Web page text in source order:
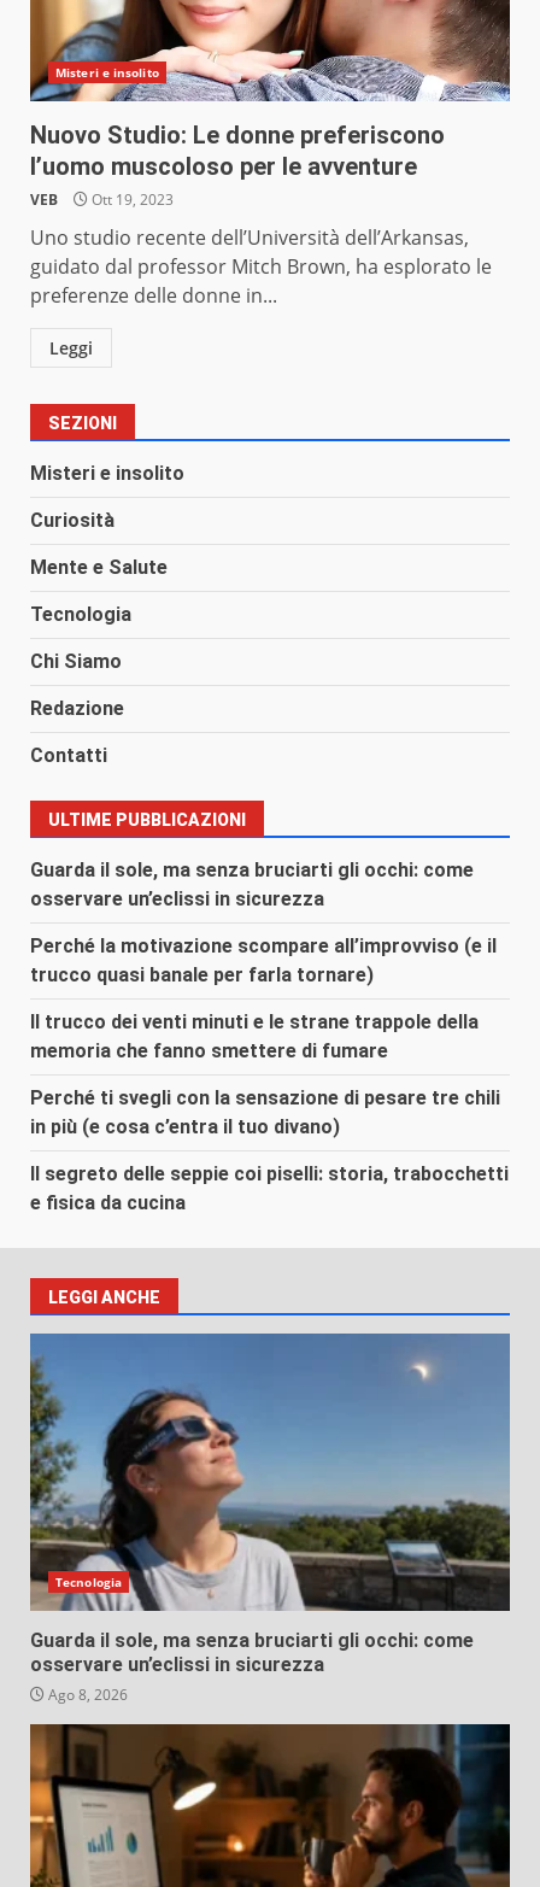
Misteri e insolito
Nuovo Studio: Le donne preferiscono
l’uomo muscoloso per le avventure
VEB Ott 19, 2023
Uno studio recente dell’Università dell’Arkansas,
guidato dal professor Mitch Brown, ha esplorato le
preferenze delle donne in...
Leggi
SEZIONI
Misteri e insolito
Curiosità
Mente e Salute
Tecnologia
Chi Siamo
Redazione
Contatti
ULTIME PUBBLICAZIONI
Guarda il sole, ma senza bruciarti gli occhi: come
osservare un’eclissi in sicurezza
Perché la motivazione scompare all’improvviso (e il
trucco quasi banale per farla tornare)
Il trucco dei venti minuti e le strane trappole della
memoria che fanno smettere di fumare
Perché ti svegli con la sensazione di pesare tre chili
in più (e cosa c’entra il tuo divano)
Il segreto delle seppie coi piselli: storia, trabocchetti
e fisica da cucina
LEGGI ANCHE
Tecnologia
Guarda il sole, ma senza bruciarti gli occhi: come
osservare un’eclissi in sicurezza
Ago 8, 2026